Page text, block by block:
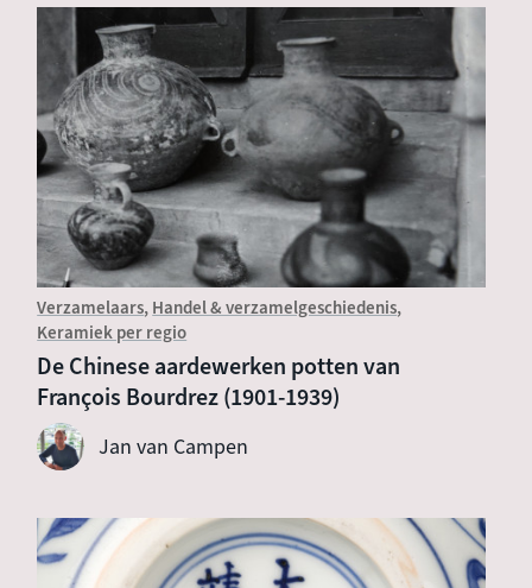
Verzamelaars Handel & verzamelgeschiedenis
Keramiek per regio
De Chinese aardewerken potten van
François Bourdrez (1901-1939)
Jan van Campen